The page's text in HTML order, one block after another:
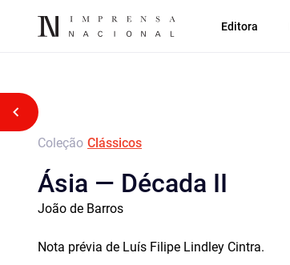
Editora
Voltar atrás
Coleção Clássicos
Ásia — Década II
João de Barros
Nota prévia de Luís Filipe Lindley Cintra.